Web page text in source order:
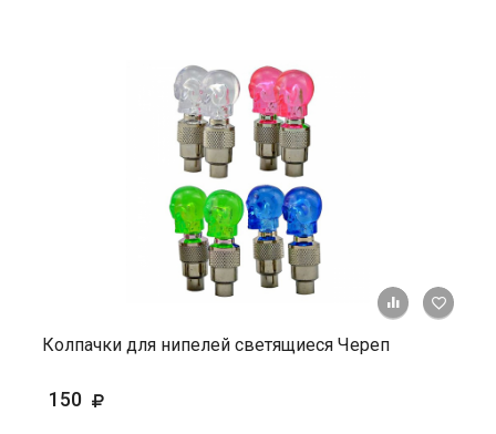
+ К
Колпачки для нипелей светящиеся Череп
150